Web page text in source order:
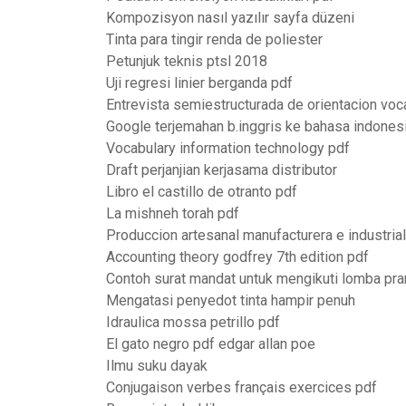
Kompozisyon nasıl yazılır sayfa düzeni
Tinta para tingir renda de poliester
Petunjuk teknis ptsl 2018
Uji regresi linier berganda pdf
Entrevista semiestructurada de orientacion
Google terjemahan b.inggris ke bahasa
Vocabulary information technology pdf
Draft perjanjian kerjasama distributor
Libro el castillo de otranto pdf
La mishneh torah pdf
Produccion artesanal manufacturera e industrial
Accounting theory godfrey 7th edition pdf
Contoh surat mandat untuk mengikuti lomba
Mengatasi penyedot tinta hampir penuh
Idraulica mossa petrillo pdf
El gato negro pdf edgar allan poe
Ilmu suku dayak
Conjugaison verbes français exercices pdf